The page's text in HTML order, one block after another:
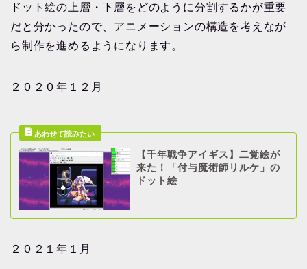
ドット絵の上層・下層をどのように分割するかが重要
だと分かったので、アニメーションの構造を考えなが
ら制作を進めるようになります。
２０２０年１２月
【千年戦争アイギス】二覚絵が
来た！「付与魔術師リルケ」の
ドット絵
２０２１年１月